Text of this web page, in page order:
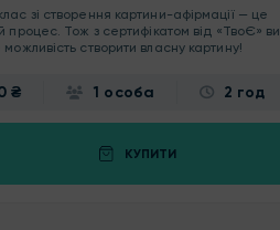
зі створення картини-афірмації — це
процес. Тож з сертифікатом від «ТвоЄ» ви
створити власну картину!
₴ 1 особа 2 год
КУПИТИ